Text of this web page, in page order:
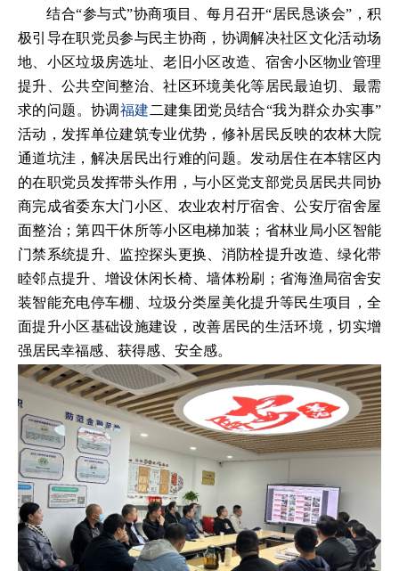
结合“参与式”协商项目、每月召开“居民恳谈会”，积
极引导在职党员参与民主协商，协调解决社区文化活动场
地、小区垃圾房选址、老旧小区改造、宿舍小区物业管理
提升、公共空间整治、社区环境美化等居民最迫切、最需
求的问题。协调福建 二建集团党员结合“我为群众办实事”
活动，发挥单位建筑专业优势，修补居民反映的农林大院
通道坑洼，解决居民出行难的问题。发动居住在本辖区内
的在职党员发挥带头作用，与小区党支部党员居民共同协
商完成省委东大门小区、农业农村厅宿舍、公安厅宿舍屋
面整治；第四干休所等小区电梯加装；省林业局小区智能
门禁系统提升、监控探头更换、消防栓提升改造、绿化带
睦邻点提升、增设休闲长椅、墙体粉刷；省海渔局宿舍安
装智能充电停车棚、垃圾分类屋美化提升等民生项目，全
面提升小区基础设施建设，改善居民的生活环境，切实增
强居民幸福感、获得感、安全感。